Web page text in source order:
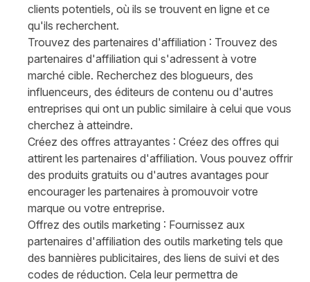
clients potentiels, où ils se trouvent en ligne et ce
qu'ils recherchent.
Trouvez des partenaires d'affiliation : Trouvez des
partenaires d'affiliation qui s'adressent à votre
marché cible. Recherchez des blogueurs, des
influenceurs, des éditeurs de contenu ou d'autres
entreprises qui ont un public similaire à celui que vous
cherchez à atteindre.
Créez des offres attrayantes : Créez des offres qui
attirent les partenaires d'affiliation. Vous pouvez offrir
des produits gratuits ou d'autres avantages pour
encourager les partenaires à promouvoir votre
marque ou votre entreprise.
Offrez des outils marketing : Fournissez aux
partenaires d'affiliation des outils marketing tels que
des bannières publicitaires, des liens de suivi et des
codes de réduction. Cela leur permettra de